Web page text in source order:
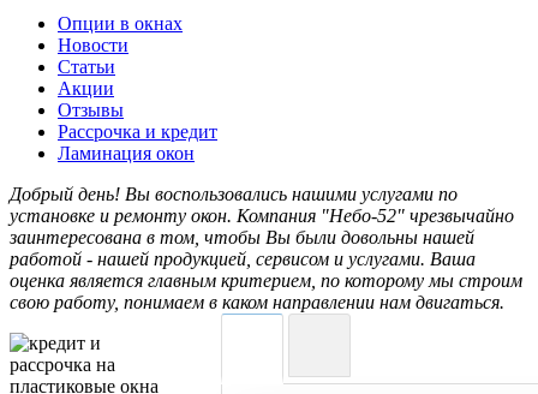
Опции в окнах
Новости
Статьи
Акции
Отзывы
Рассрочка и кредит
Ламинация окон
Добрый день! Вы воспользовались нашими услугами по
установке и ремонту окон. Компания "Небо-52" чрезвычайно
заинтересована в том, чтобы Вы были довольны нашей
работой - нашей продукцией, сервисом и услугами. Ваша
оценка является главным критерием, по которому мы строим
свою работу, понимаем в каком направлении нам двигаться.